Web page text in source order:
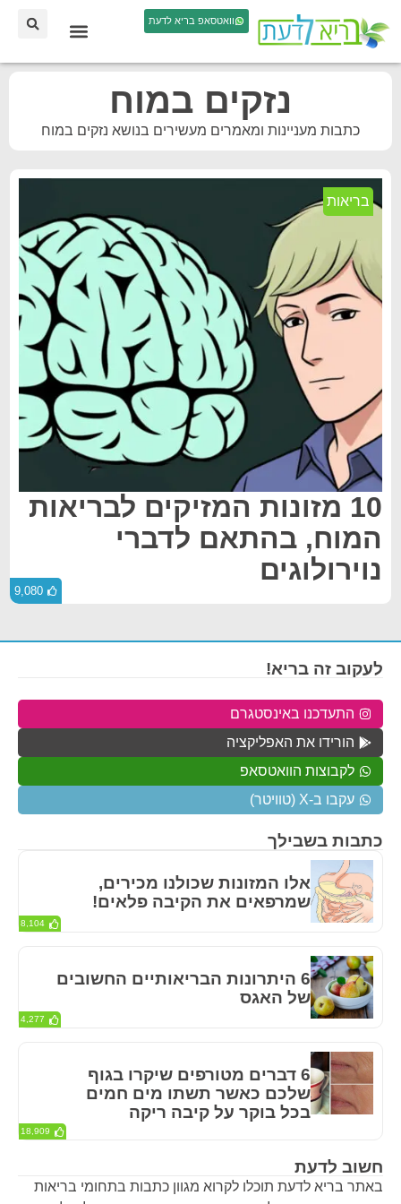
וואטסאפ בריא לדעת
נזקים במוח
כתבות מעניינות ומאמרים מעשירים בנושא נזקים במוח
בריאות
10 מזונות המזיקים לבריאות
המוח, בהתאם לדברי
נוירולוגים
9,080
חשוב לדעת
באתר בריא לדעת תוכלו לקרוא מגוון כתבות בתחומי בריאות
כתבות בשבילך
אלו המזונות שכולנו מכירים,
שמרפאים את הקיבה פלאים!
8,104
6 היתרונות הבריאותיים החשובים
של האגס
4,277
6 דברים מטורפים שיקרו בגוף
שלכם כאשר תשתו מים חמים
בכל בוקר על קיבה ריקה
18,909
לעקוב זה בריא!
התעדכנו באינסטגרם
הורידו את האפליקציה
לקבוצות הוואטסאפ
עקבו ב-X (טוויטר)